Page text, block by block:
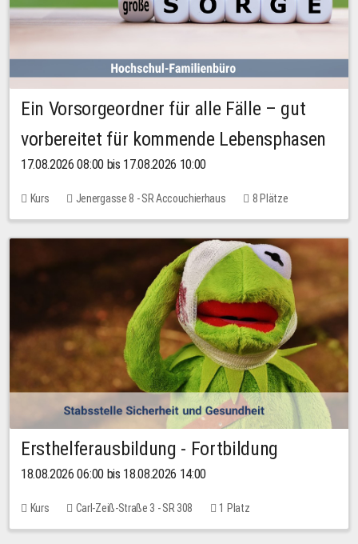
Ein Vorsorgeordner für alle Fälle – gut
vorbereitet für kommende Lebensphasen
17.08.2026 08:00 bis 17.08.2026 10:00
Kurs Jenergasse 8 - SR Accouchierhaus 8 Plätze
Ersthelferausbildung - Fortbildung
18.08.2026 06:00 bis 18.08.2026 14:00
Kurs Carl-Zeiß-Straße 3 - SR 308 1 Platz